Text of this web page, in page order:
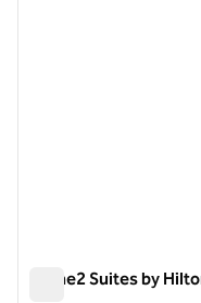
Home2 Suites by